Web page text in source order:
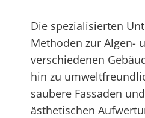
Die spezialisierten
Methoden zur Algen-
verschiedenen
hin zu
saubere Fassaden
ästhetischen